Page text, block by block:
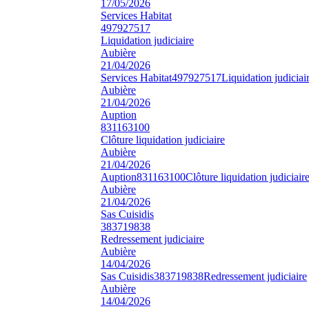
17/05/2026
Services Habitat
497927517
Liquidation judiciaire
Aubière
21/04/2026
Services Habitat497927517Liquidation
Aubière
21/04/2026
Auption
831163100
Clôture liquidation judiciaire
Aubière
21/04/2026
Auption831163100Clôture liquidation judiciaire
Aubière
21/04/2026
Sas Cuisidis
383719838
Redressement judiciaire
Aubière
14/04/2026
Sas Cuisidis383719838Redressement judiciaire
Aubière
14/04/2026